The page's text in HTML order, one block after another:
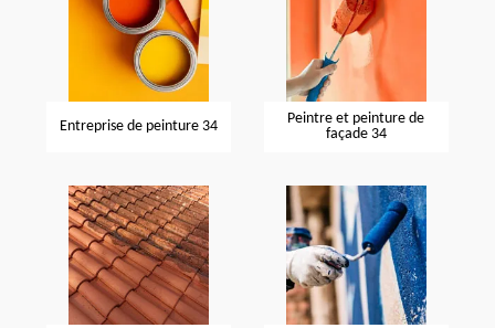
Entreprise de peinture 34
Peintre et peinture de
façade 34